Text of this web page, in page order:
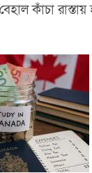
কাঁচা